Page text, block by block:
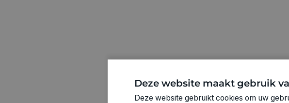
Deze website maakt gebruik
Deze website gebruikt cookies om uw